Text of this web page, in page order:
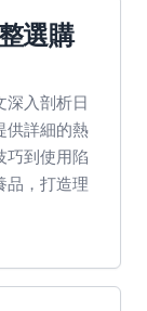
選購
深入剖析日
供詳細的熱
巧到使用陷
品，打造理